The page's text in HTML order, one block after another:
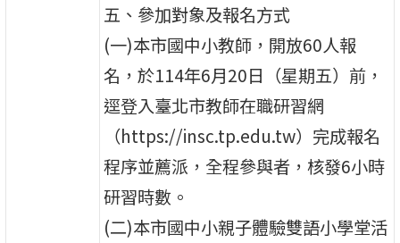
五、參加對象及報名方式
(一)本市國中小教師，開放60人報
名，於114年6月20日（星期五）前，
逕登入臺北市教師在職研習網
（https://insc.tp.edu.tw）完成報名
程序並薦派，全程參與者，核發6小時
研習時數。
(二)本市國中小親子體驗雙語小學堂活